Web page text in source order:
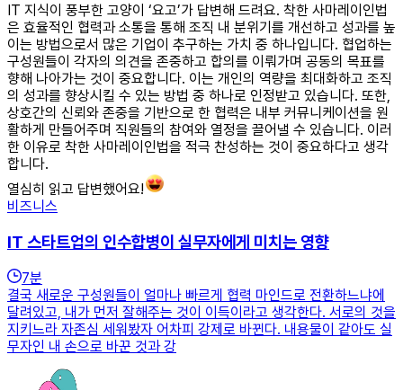
IT 지식이 풍부한 고양이 ‘요고’가 답변해 드려요. 착한 사마레이인법
은 효율적인 협력과 소통을 통해 조직 내 분위기를 개선하고 성과를 높
이는 방법으로서 많은 기업이 추구하는 가치 중 하나입니다. 협업하는
구성원들이 각자의 의견을 존중하고 합의를 이뤄가며 공동의 목표를
향해 나아가는 것이 중요합니다. 이는 개인의 역량을 최대화하고 조직
의 성과를 향상시킬 수 있는 방법 중 하나로 인정받고 있습니다. 또한,
상호간의 신뢰와 존중을 기반으로 한 협력은 내부 커뮤니케이션을 원
활하게 만들어주며 직원들의 참여와 열정을 끌어낼 수 있습니다. 이러
한 이유로 착한 사마레이인법을 적극 찬성하는 것이 중요하다고 생각
합니다.
열심히 읽고 답변했어요!
비즈니스
IT 스타트업의 ­인수합병이 실무자에게 미치는 영향
7분
결국 새로운 구성원들이 얼마나 빠르게 협력 마인드로 전환하느냐에
달려있고, 내가 먼저 잘해주는 것이 이득이라고 생각한다. 서로의 것을
지키느라 자존심 세워봤자 어차피 강제로 바뀐다. 내용물이 같아도 실
무자인 내 손으로 바꾼 것과 강